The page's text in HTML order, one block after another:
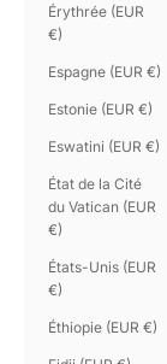
Érythrée (EUR
€)
Espagne (EUR €)
Estonie (EUR €)
Eswatini (EUR €)
État de la Cité
du Vatican (EUR
€)
États-Unis (EUR
€)
Éthiopie (EUR €)